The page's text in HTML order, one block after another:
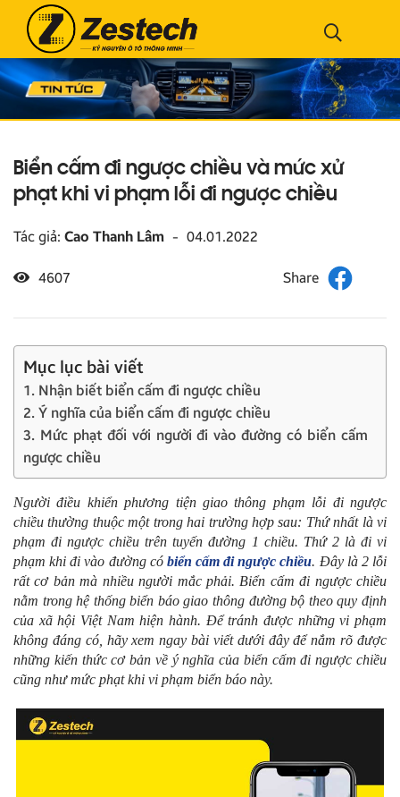
Biển cấm đi ngược chiều và mức xử
phạt khi vi phạm lỗi đi ngược chiều
Tác giả: Cao Thanh Lâm - 04.01.2022
4607
Mục lục bài viết
1. Nhận biết biển cấm đi ngược chiều
2. Ý nghĩa của biển cấm đi ngược chiều
3. Mức phạt đối với người đi vào đường có biển cấm
ngược chiều
Người điều khiển phương tiện giao thông phạm lỗi đi ngược
chiều thường thuộc một trong hai trường hợp sau: Thứ nhất là vi
phạm đi ngược chiều trên tuyến đường 1 chiều. Thứ 2 là đi vi
phạm khi đi vào đường có biển cấm đi ngược chiều. Đây là 2 lỗi
rất cơ bản mà nhiều người mắc phải. Biển cấm đi ngược chiều
nằm trong hệ thống biển báo giao thông đường bộ theo quy định
của xã hội Việt Nam hiện hành. Để tránh được những vi phạm
không đáng có, hãy xem ngay bài viết dưới đây để nắm rõ được
những kiến thức cơ bản về ý nghĩa của biển cấm đi ngược chiều
cũng như mức phạt khi vi phạm biển báo này.